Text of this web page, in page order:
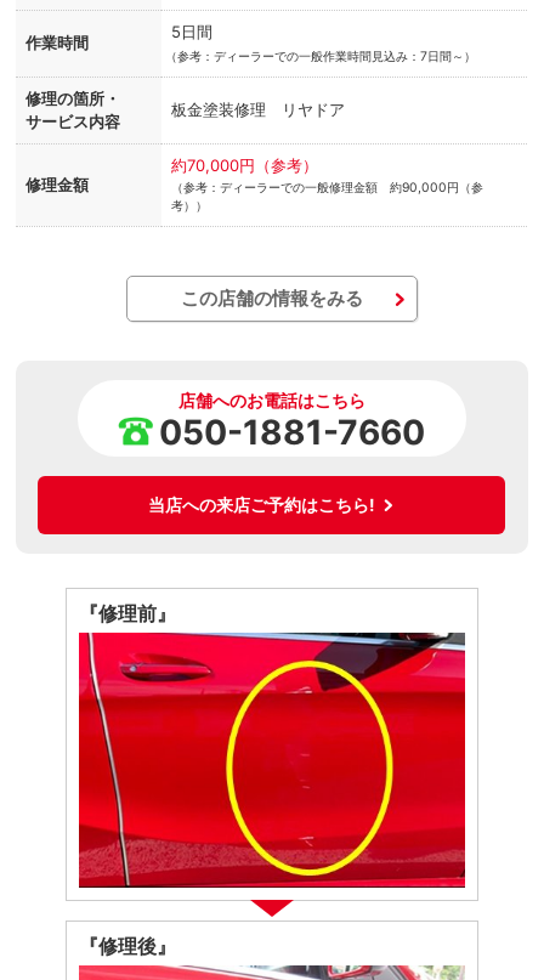
作業時間
5日間
（参考：ディーラーでの一般作業時間見込み：7日間～）
修理の箇所・
サービス内容
板金塗装修理 リヤドア
修理金額
約70,000円（参考）
（参考：ディーラーでの一般修理金額 約90,000円（参
考））
この店舗の情報をみる
店舗へのお電話はこちら
050-1881-7660
当店への来店ご予約はこちら!
『修理前』
『修理後』